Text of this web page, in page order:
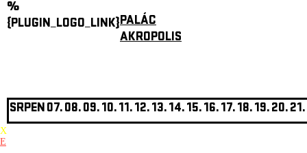
%
{PLUGIN_LOGO_LINK}PALÁC
AKROPOLIS
SRPEN07.08.09.10.11.12.13.14.15.16.17.18.19.20.21.
X
E